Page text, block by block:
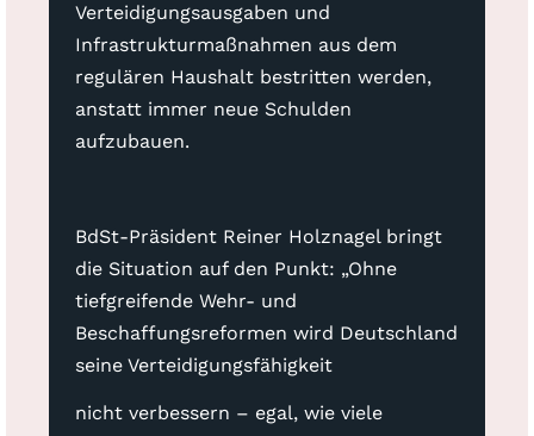
Verteidigungsausgaben und
Infrastrukturmaßnahmen aus dem
regulären Haushalt bestritten werden,
anstatt immer neue Schulden
aufzubauen.
BdSt-Präsident Reiner Holznagel bringt
die Situation auf den Punkt: „Ohne
tiefgreifende Wehr- und
Beschaffungsreformen wird Deutschland
seine Verteidigungsfähigkeit
nicht verbessern – egal, wie viele